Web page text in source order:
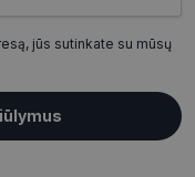
jūs sutinkate su mūsų
4 savaitės